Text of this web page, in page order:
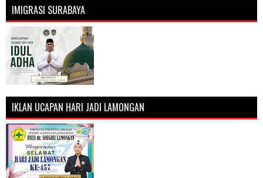
IMIGRASI SURABAYA
IKLAN UCAPAN HARI JADI LAMONGAN